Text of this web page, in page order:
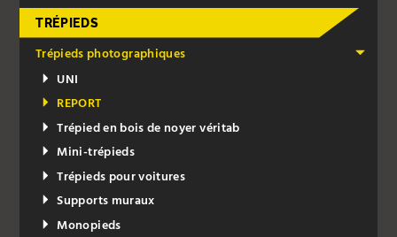
TRÉPIEDS
Trépieds photographiques
UNI
REPORT
Trépied en bois de noyer véritab
Mini-trépieds
Trépieds pour voitures
Supports muraux
Monopieds